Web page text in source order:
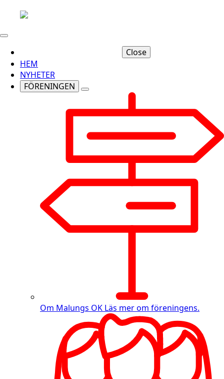
Close
HEM
NYHETER
FÖRENINGEN
Om Malungs OK Läs mer om föreningens.